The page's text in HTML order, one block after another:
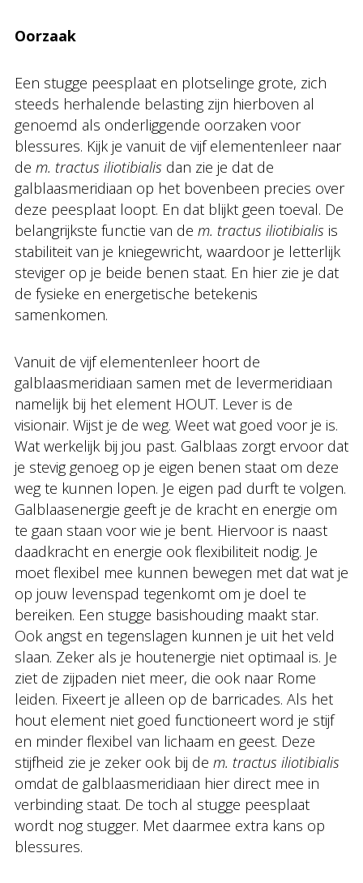
Oorzaak
Een stugge peesplaat en plotselinge grote, zich
steeds herhalende belasting zijn hierboven al
genoemd als onderliggende oorzaken voor
blessures. Kijk je vanuit de vijf elementenleer naar
de m. tractus iliotibialis dan zie je dat de
galblaasmeridiaan op het bovenbeen precies over
deze peesplaat loopt. En dat blijkt geen toeval. De
belangrijkste functie van de m. tractus iliotibialis is
stabiliteit van je kniegewricht, waardoor je letterlijk
steviger op je beide benen staat. En hier zie je dat
de fysieke en energetische betekenis
samenkomen.
Vanuit de vijf elementenleer hoort de
galblaasmeridiaan samen met de levermeridiaan
namelijk bij het element HOUT. Lever is de
visionair. Wijst je de weg. Weet wat goed voor je is.
Wat werkelijk bij jou past. Galblaas zorgt ervoor dat
je stevig genoeg op je eigen benen staat om deze
weg te kunnen lopen. Je eigen pad durft te volgen.
Galblaasenergie geeft je de kracht en energie om
te gaan staan voor wie je bent. Hiervoor is naast
daadkracht en energie ook flexibiliteit nodig. Je
moet flexibel mee kunnen bewegen met dat wat je
op jouw levenspad tegenkomt om je doel te
bereiken. Een stugge basishouding maakt star.
Ook angst en tegenslagen kunnen je uit het veld
slaan. Zeker als je houtenergie niet optimaal is. Je
ziet de zijpaden niet meer, die ook naar Rome
leiden. Fixeert je alleen op de barricades. Als het
hout element niet goed functioneert word je stijf
en minder flexibel van lichaam en geest. Deze
stijfheid zie je zeker ook bij de m. tractus iliotibialis
omdat de galblaasmeridiaan hier direct mee in
verbinding staat. De toch al stugge peesplaat
wordt nog stugger. Met daarmee extra kans op
blessures.